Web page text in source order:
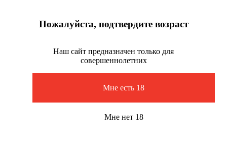
Пожалуйста, подтвердите возраст
Наш сайт предназначен только для
совершеннолетних
Мне есть 18
Мне нет 18